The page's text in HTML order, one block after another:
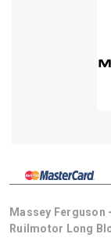
Massey Ferguson
Ruilmotor Long